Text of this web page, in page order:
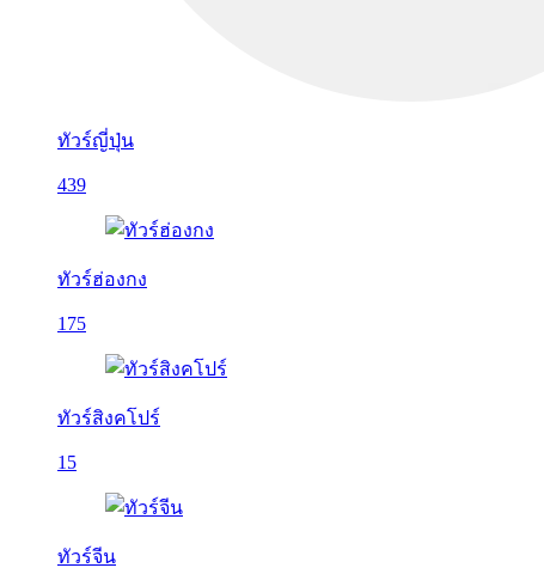
ทัวร์ญี่ปุ่น
439
ทัวร์ฮ่องกง
175
ทัวร์สิงคโปร์
15
ทัวร์จีน